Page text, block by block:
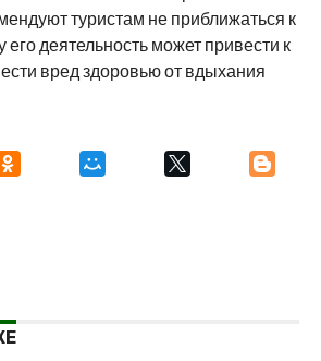
туристам не приближаться к
его деятельность может привести к
вред здоровью от вдыхания